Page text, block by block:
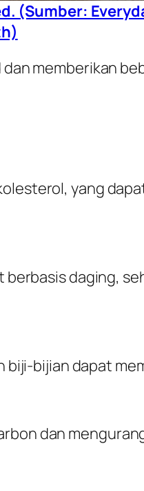
(Sumber:
dan memberikan
yang
daging,
biji-bijian dapat
dan